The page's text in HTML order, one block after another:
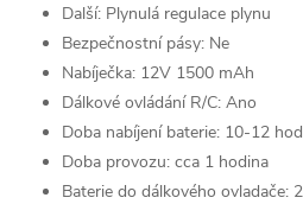
Další: Plynulá regulace plynu
Bezpečnostní pásy: Ne
Nabíječka: 12V 1500 mAh
Dálkové ovládání R/C: Ano
Doba nabíjení baterie: 10-12
Doba provozu: cca 1 hodina
Baterie do dálkového ovladače: